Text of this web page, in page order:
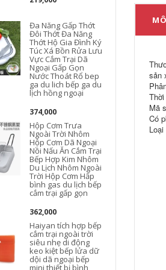
Đa Năng Gấp Thớt
Đôi Thớt Đa Năng
Thớt Hộ Gia Đình Ký
Túc Xá Bồn Rửa Lưu
Vực Cắm Trại Dã
Ngoại Gấp Gọn
Nước Thoát Rổ bep
ga du lich bếp ga du
lịch hồng ngoại
374,000
Hộp Cơm Trưa
Ngoài Trời Nhôm
Hộp Cơm Dã Ngoại
Nồi Nấu Ăn Cắm Trại
Bếp Hợp Kim Nhôm
Du Lịch Nhôm Ngoài
Trời Hộp Cơm Hấp
bình gas du lịch bếp
cắm trại gấp gọn
362,000
Haiyan tích hợp bếp
cắm trại ngoài trời
siêu nhẹ di động
keo kiệt bếp lửa dữ
dội dã ngoại bếp
mini thiết bị bình
sản
Mã
Có